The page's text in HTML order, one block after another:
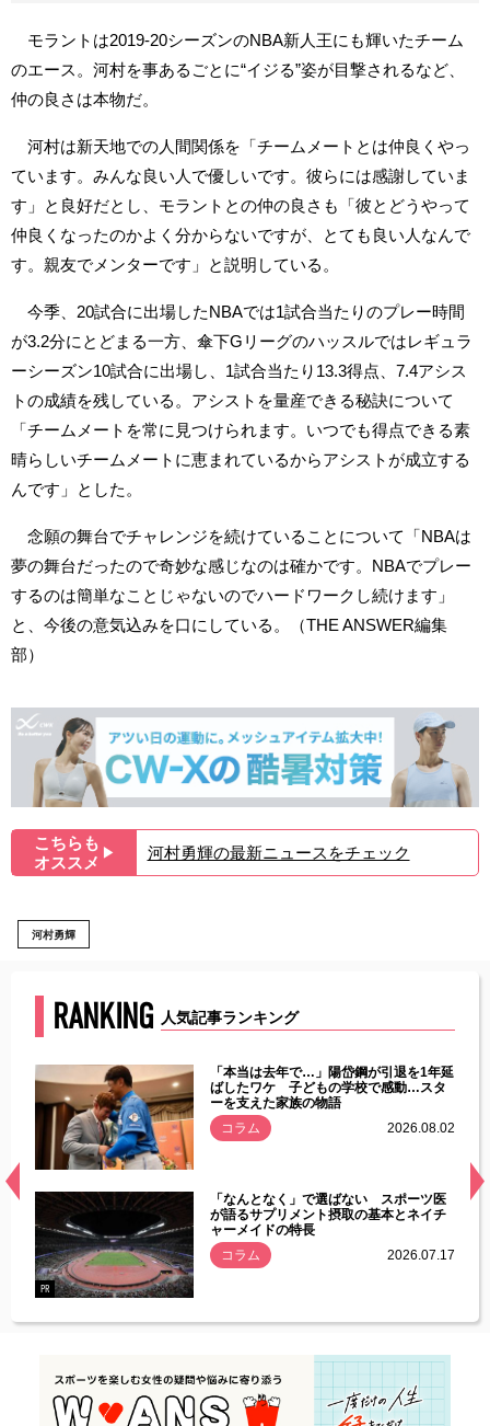
モラントは2019-20シーズンのNBA新人王にも輝いたチーム
のエース。河村を事あるごとに“イジる”姿が目撃されるなど、
仲の良さは本物だ。
河村は新天地での人間関係を「チームメートとは仲良くやっ
ています。みんな良い人で優しいです。彼らには感謝していま
す」と良好だとし、モラントとの仲の良さも「彼とどうやって
仲良くなったのかよく分からないですが、とても良い人なんで
す。親友でメンターです」と説明している。
今季、20試合に出場したNBAでは1試合当たりのプレー時間
が3.2分にとどまる一方、傘下Gリーグのハッスルではレギュラ
ーシーズン10試合に出場し、1試合当たり13.3得点、7.4アシス
トの成績を残している。アシストを量産できる秘訣について
「チームメートを常に見つけられます。いつでも得点できる素
晴らしいチームメートに恵まれているからアシストが成立する
んです」とした。
念願の舞台でチャレンジを続けていることについて「NBAは
夢の舞台だったので奇妙な感じなのは確かです。NBAでプレー
するのは簡単なことじゃないのでハードワークし続けます」
と、今後の意気込みを口にしている。（THE ANSWER編集
部）
こちらも
オススメ ▶︎ 河村勇輝の最新ニュースをチェック
河村勇輝
RANKING 人気記事ランキング
常
「本当は去年で…」陽岱鋼が引退を1年延
ばしたワケ 子どもの学校で感動…スタ
ーを支えた家族の物語
コラム
2026.08.02
PR
「なんとなく」で選ばない スポーツ医
が語るサプリメント摂取の基本とネイチ
ャーメイドの特長
コラム
2026.07.17